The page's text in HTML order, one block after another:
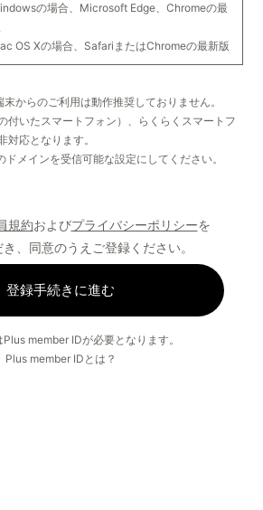
の場合、Microsoft Edge、Chromeの最
OS Xの場合、SafariまたはChromeの最新版
からのご利用は動作推奨しておりません。
付いたスマートフォン）、らくらくスマートフ
対応となります。
メインを受信可能な設定にしてください。
規約およびプライバシーポリシーを
、同意のうえご登録ください。
登録手続きに進む
member IDが必要となります。
Plus member IDとは？